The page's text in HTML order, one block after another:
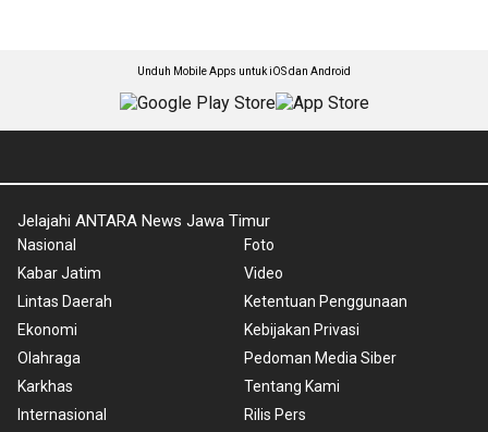
Unduh Mobile Apps untuk iOS dan Android
Jelajahi ANTARA News Jawa Timur
Nasional
Kabar Jatim
Lintas Daerah
Ekonomi
Olahraga
Karkhas
Internasional
Foto
Video
Ketentuan Penggunaan
Kebijakan Privasi
Pedoman Media Siber
Tentang Kami
Rilis Pers